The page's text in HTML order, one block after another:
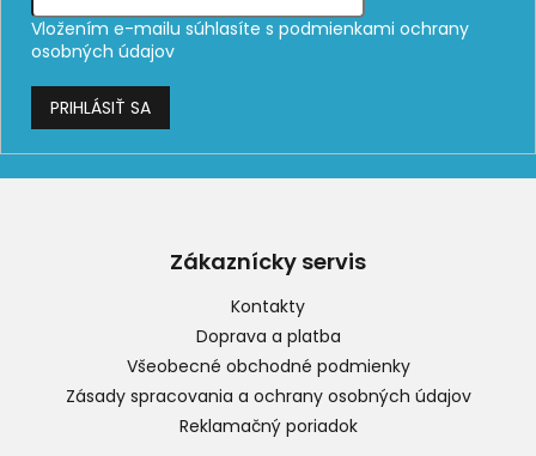
Vložením e-mailu súhlasíte s podmienkami ochrany
osobných údajov
PRIHLÁSIŤ SA
Zákaznícky servis
Kontakty
Doprava a platba
Všeobecné obchodné podmienky
Zásady spracovania a ochrany osobných údajov
Reklamačný poriadok